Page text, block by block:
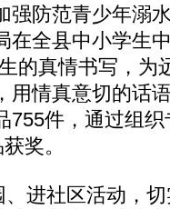
强防范青少年溺
在全县中小学生
的真情书写，为
用情真意切的话
755件，通过组
奖。
进社区活动，切